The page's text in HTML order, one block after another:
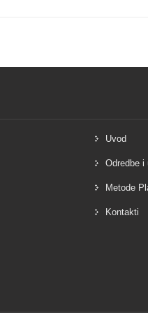
Uvod
Odredbe i
Metode
Kontakti